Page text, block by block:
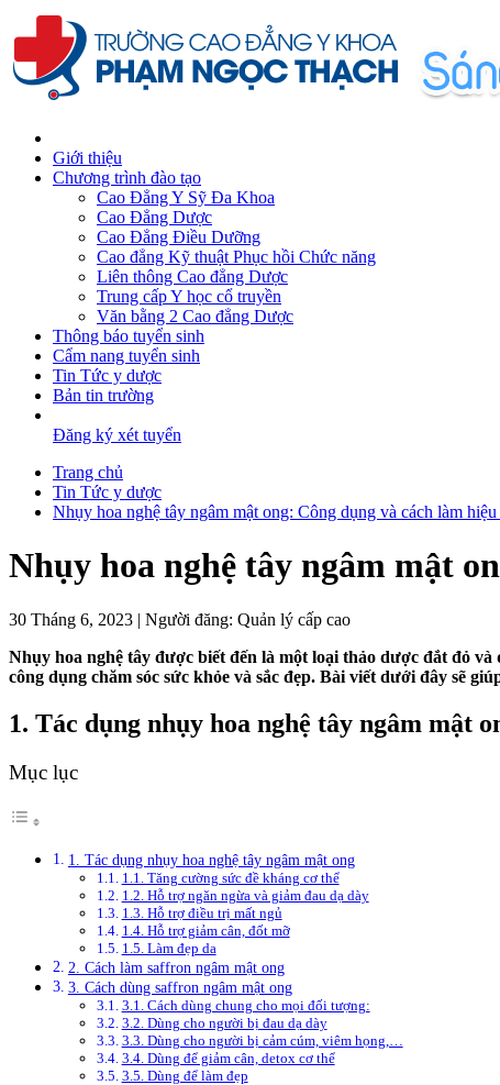
Giới thiệu
Chương trình đào tạo
Cao Đẳng Y Sỹ Đa Khoa
Cao Đẳng Dược
Cao Đẳng Điều Dưỡng
Cao đẳng Kỹ thuật Phục hồi Chức năng
Liên thông Cao đẳng Dược
Trung cấp Y học cổ truyền
Văn bằng 2 Cao đẳng Dược
Thông báo tuyển sinh
Cẩm nang tuyển sinh
Tin Tức y dược
Bản tin trường
Đăng ký xét tuyển
Trang chủ
Tin Tức y dược
Nhụy hoa nghệ tây ngâm mật ong: Công dụng và cách làm hiệu
Nhụy hoa nghệ tây ngâm mật
30 Tháng 6, 2023 | Người đăng: Quản lý cấp cao
Nhụy hoa nghệ tây được biết đến là một loại thảo dược đắt đỏ
công dụng chăm sóc sức khỏe và sắc đẹp. Bài viết dưới đây sẽ
1. Tác dụng nhụy hoa nghệ tây ngâm mật
Mục lục
1. Tác dụng nhụy hoa nghệ tây ngâm mật ong
1.1. Tăng cường sức đề kháng cơ thể
1.2. Hỗ trợ ngăn ngừa và giảm đau dạ dày
1.3. Hỗ trợ điều trị mất ngủ
1.4. Hỗ trợ giảm cân, đốt mỡ
1.5. Làm đẹp da
2. Cách làm saffron ngâm mật ong
3. Cách dùng saffron ngâm mật ong
3.1. Cách dùng chung cho mọi đối tượng:
3.2. Dùng cho người bị đau dạ dày
3.3. Dùng cho người bị cảm cúm, viêm họng,…
3.4. Dùng để giảm cân, detox cơ thể
3.5. Dùng để làm đẹp